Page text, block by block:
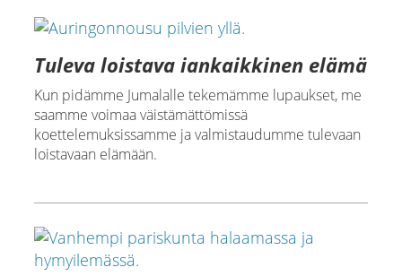
Tuleva loistava iankaikkinen elämä
Kun pidämme Jumalalle tekemämme lupaukset, me
saamme voimaa väistämättömissä
koettelemuksissamme ja valmistaudumme tulevaan
loistavaan elämään.